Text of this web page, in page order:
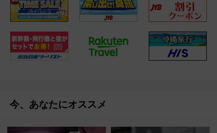
今、あなたにオススメ